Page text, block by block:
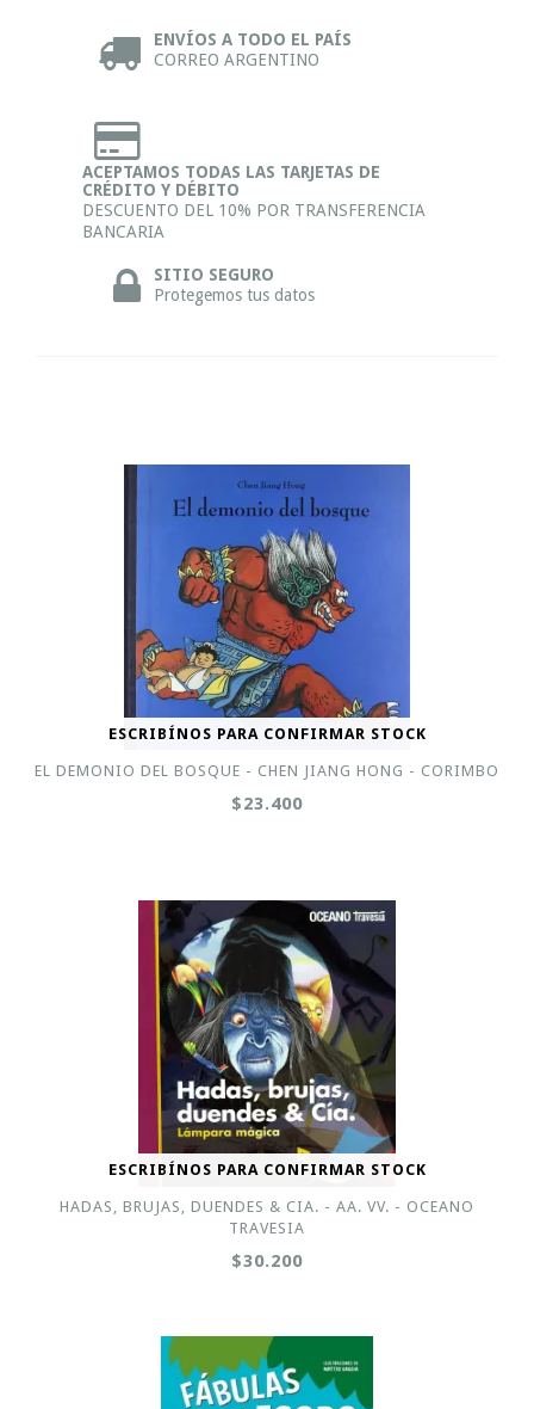
ENVÍOS A TODO EL PAÍS
CORREO ARGENTINO
ACEPTAMOS TODAS LAS TARJETAS DE
CRÉDITO Y DÉBITO
DESCUENTO DEL 10% POR TRANSFERENCIA
BANCARIA
SITIO SEGURO
Protegemos tus datos
ESCRIBÍNOS PARA CONFIRMAR STOCK
EL DEMONIO DEL BOSQUE - CHEN JIANG HONG - CORIMBO
$23.400
ESCRIBÍNOS PARA CONFIRMAR STOCK
HADAS, BRUJAS, DUENDES & CIA. - AA. VV. - OCEANO
TRAVESIA
$30.200